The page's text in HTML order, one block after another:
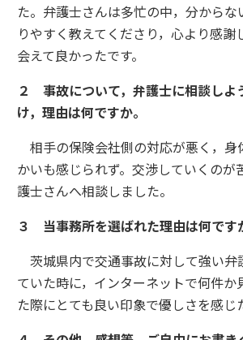
た。弁護士さんは多忙の中，分から
りやすく教えてくださり，心より感謝
会えて良かったです。
２ 事故について，弁護士に相談しよ
け，理由は何ですか。
相手の保険会社側の対応が悪く，身
かいも感じられず。交渉していくのが
護士さんへ相談しました。
３ 当事務所を選ばれた理由は何です
茨城県内で交通事故に対して強い弁
ていた時に，インターネットで何件か
た際にとても良い印象で優しさを感じ